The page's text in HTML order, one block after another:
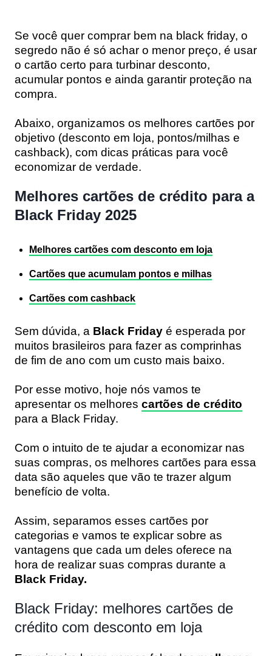
Se você quer comprar bem na black friday, o
segredo não é só achar o menor preço, é usar
o cartão certo para turbinar desconto,
acumular pontos e ainda garantir proteção na
compra.
Abaixo, organizamos os melhores cartões por
objetivo (desconto em loja, pontos/milhas e
cashback), com dicas práticas para você
economizar de verdade.
Melhores cartões de crédito para a
Black Friday 2025
Melhores cartões com desconto em loja
Cartões que acumulam pontos e milhas
Cartões com cashback
Sem dúvida, a Black Friday é esperada por
muitos brasileiros para fazer as comprinhas
de fim de ano com um custo mais baixo.
Por esse motivo, hoje nós vamos te
apresentar os melhores cartões de crédito
para a Black Friday.
Com o intuito de te ajudar a economizar nas
suas compras, os melhores cartões para essa
data são aqueles que vão te trazer algum
benefício de volta.
Assim, separamos esses cartões por
categorias e vamos te explicar sobre as
vantagens que cada um deles oferece na
hora de realizar suas compras durante a
Black Friday.
Black Friday: melhores cartões de
crédito com desconto em loja